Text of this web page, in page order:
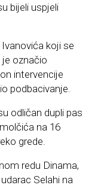
bijeli uspjeli
koji se
označio
intervencije
podbacivanje.
odličan dupli pas
na 16
grede.
redu Dinama,
Selahi na